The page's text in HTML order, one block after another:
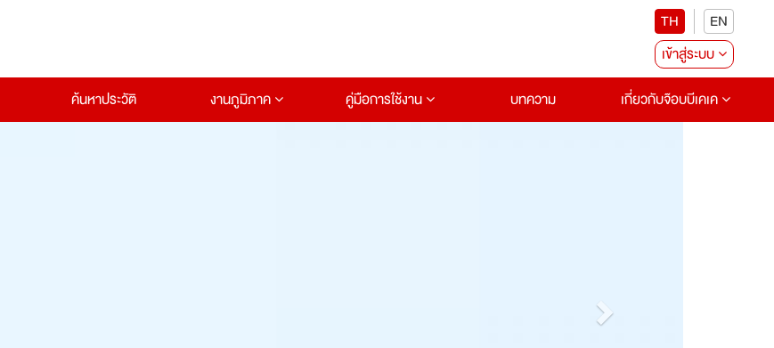
TH
EN
เข้าสู่ระบบ
ค้นหาประวัติ งานภูมิภาค คู่มือการใช้งาน บทความ เกี่ยวกับจ๊อบบีเคเค